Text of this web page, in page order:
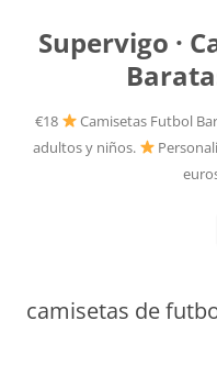
Supervigo ·
€18
Camisetas Futbol
adultos y niños.
camisetas de